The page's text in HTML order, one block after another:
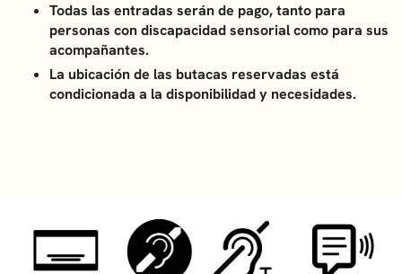
Todas las entradas serán de pago, tanto para
personas con discapacidad sensorial como para sus
acompañantes.
La ubicación de las butacas reservadas está
condicionada a la disponibilidad y necesidades.